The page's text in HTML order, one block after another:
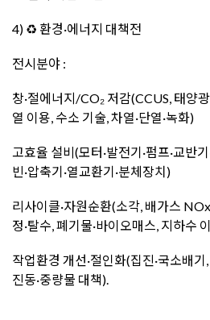
4) ♻️ 환경·에너지 대책전
전시분야 :
창·절에너지/CO₂ 저감(CCUS, 태양
열 이용, 수소 기술, 차열·단열·녹화)
고효율 설비(모터·발전기·펌프·교반
빈·압축기·열교환기·분체장치)
리사이클·자원순환(소각, 배가스
정·탈수, 폐기물·바이오매스, 지하수
작업환경 개선·절인화(집진·국소배기
진동·중량물 대책).